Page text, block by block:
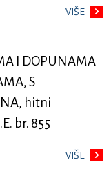
VIŠE
I DOPUNAMA
S
hitni
br. 855
VIŠE